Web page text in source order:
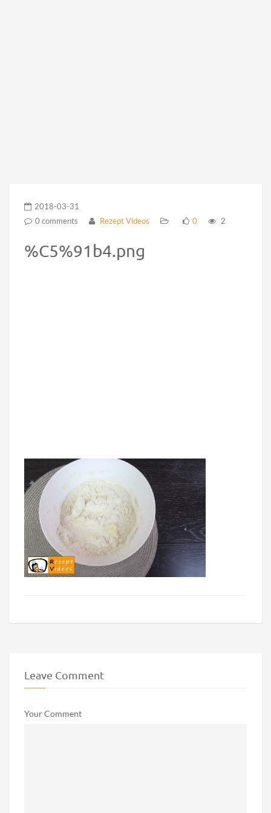
2018-03-31
0 comments
Rezept Videos 0 2
%C5%91b4.png
Leave Comment
Your Comment